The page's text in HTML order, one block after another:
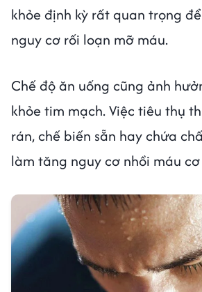
khỏe định kỳ rất quan trọng
nguy cơ rối loạn mỡ máu.
Chế độ ăn uống cũng ảnh
khỏe tim mạch. Việc tiêu thụ
rán, chế biến sẵn hay chứa
làm tăng nguy cơ nhồi máu